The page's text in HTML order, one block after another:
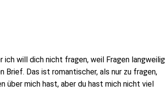
ich will dich nicht fragen, weil Fragen langweilig
n Brief. Das ist romantischer, als nur zu fragen,
über mich hast, aber du hast mich nicht viel